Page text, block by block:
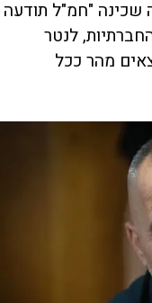
שכינה "חמ"ל תודעה
לנטר
מהר ככל